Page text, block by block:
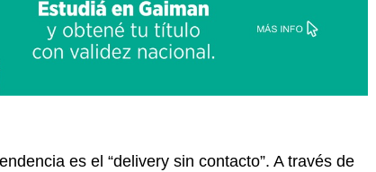
es el “delivery sin contacto”. A través de